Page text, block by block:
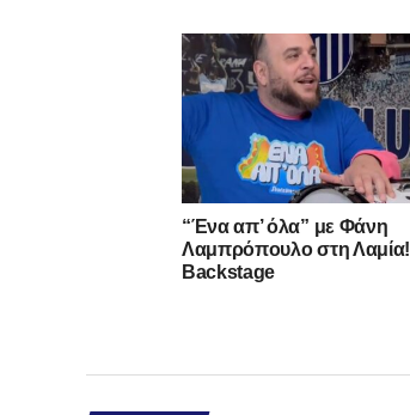
“Ένα απ’ όλα” με Φάνη
Λαμπρόπουλο στη Λαμία! |
Backstage